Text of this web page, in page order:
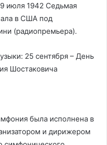
июля 1942 Седьмая
в США под
(радиопремьера).
была исполнена в
и дирижером